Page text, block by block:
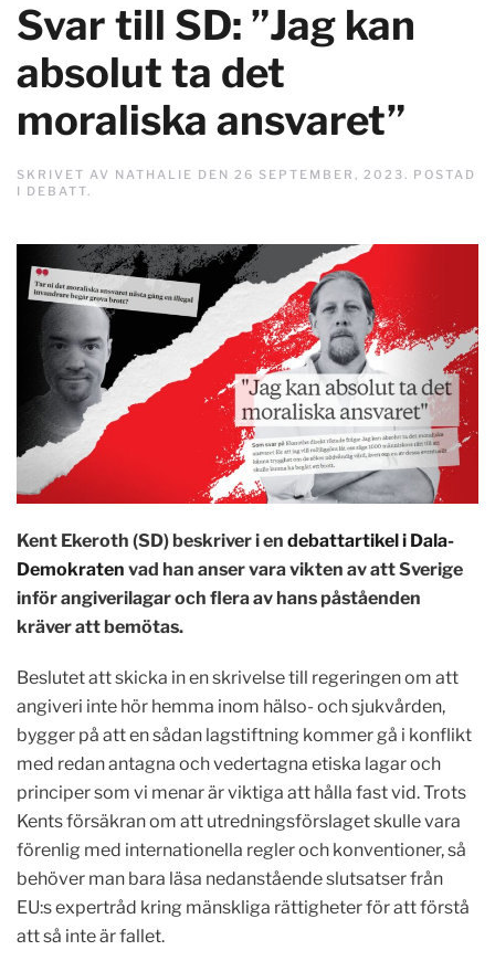
Svar till SD: ”Jag kan
absolut ta det
moraliska ansvaret”
SKRIVET AV NATHALIE DEN 26 SEPTEMBER, 2023. POSTAD
I DEBATT.
Kent Ekeroth (SD) beskriver i en debattartikel i Dala-
Demokraten vad han anser vara vikten av att Sverige
inför angiverilagar och flera av hans påståenden
kräver att bemötas.
Beslutet att skicka in en skrivelse till regeringen om att
angiveri inte hör hemma inom hälso- och sjukvården,
bygger på att en sådan lagstiftning kommer gå i konflikt
med redan antagna och vedertagna etiska lagar och
principer som vi menar är viktiga att hålla fast vid. Trots
Kents försäkran om att utredningsförslaget skulle vara
förenlig med internationella regler och konventioner, så
behöver man bara läsa nedanstående slutsatser från
EU:s expertråd kring mänskliga rättigheter för att förstå
att så inte är fallet.